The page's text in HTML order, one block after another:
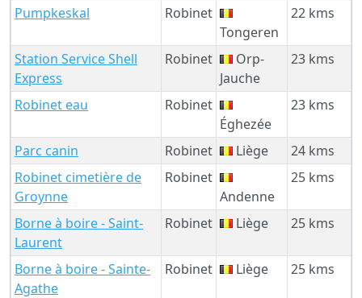
Pumpkeskal
Robinet
Tongeren
22 kms
Station Service Shell
Express
Robinet
Orp-
Jauche
23 kms
Robinet eau
Robinet
Éghezée
23 kms
Parc canin Robinet Liège
24 kms
Robinet cimetière de
Groynne
Robinet
Andenne
25 kms
Borne à boire - Saint-
Laurent
Robinet Liège 25 kms
Borne à boire - Sainte-
Agathe
Robinet Liège 25 kms